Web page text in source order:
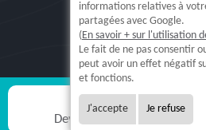
Devis gratuit
informations relatives à
partagées avec Google.
(En savoir + sur l'utilisation
Le fait de ne pas consentir
peut avoir un effet négatif
et fonctions.
J'accepte Je refuse